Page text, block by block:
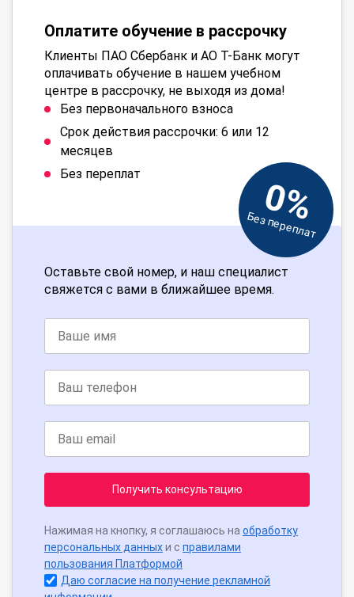
Оплатите обучение в рассрочку
Клиенты ПАО Сбербанк и АО Т-Банк могут
оплачивать обучение в нашем учебном
центре в рассрочку, не выходя из дома!
Без первоначального взноса
Срок действия рассрочки: 6 или 12
месяцев
Без переплат
0%
Без переплат
Оставьте свой номер, и наш специалист
свяжется с вами в ближайшее время.
Получить консультацию
Нажимая на кнопку, я соглашаюсь на обработку
персональных данныхи с правилами
пользования Платформой
Даю согласие на получение рекламной